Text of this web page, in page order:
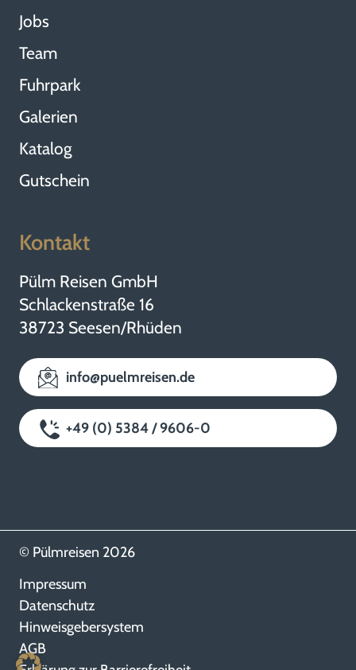
Jobs
Team
Fuhrpark
Galerien
Katalog
Gutschein
Kontakt
Pülm Reisen GmbH
Schlackenstraße 16
38723 Seesen/Rhüden
info@puelmreisen.de
+49 (0) 5384 / 9606-0
© Pülmreisen 2026
Impressum
Datenschutz
Hinweisgebersystem
AGB